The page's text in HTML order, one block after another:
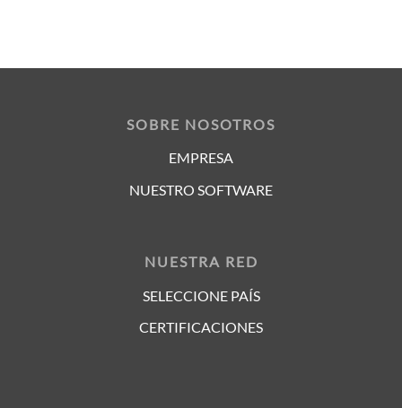
SOBRE NOSOTROS
EMPRESA
NUESTRO SOFTWARE
NUESTRA RED
SELECCIONE PAÍS
CERTIFICACIONES